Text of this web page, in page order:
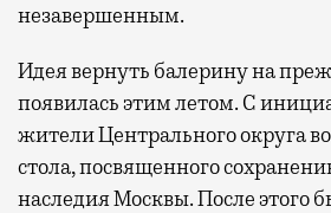
незавершенным.
Идея вернуть балерину на
появилась этим летом. С
жители Центрального округа
стола, посвященного
наследия Москвы. После этого